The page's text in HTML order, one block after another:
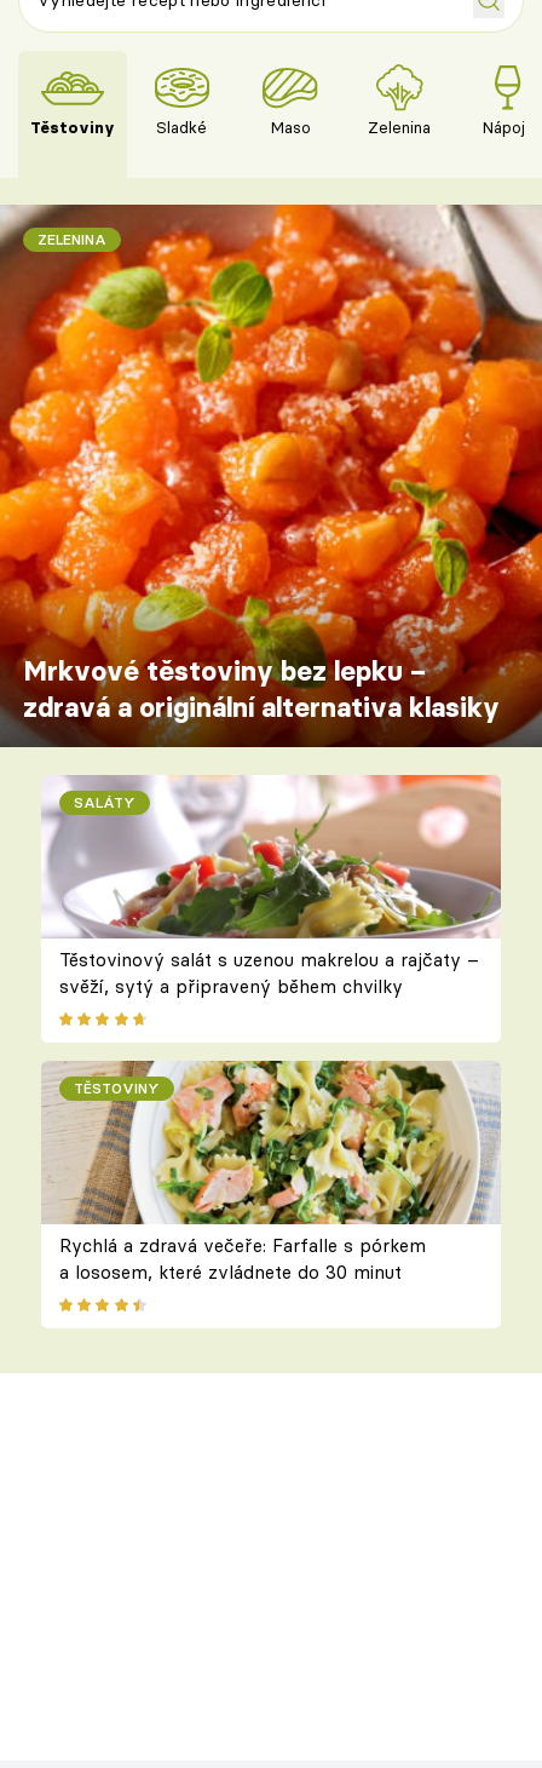
Těstoviny Sladké Maso Zelenina Nápoje
ZELENINA
Mrkvové těstoviny bez lepku –
zdravá a originální alternativa klasiky
SALÁTY
Těstovinový salát s uzenou makrelou a rajčaty –
svěží, sytý a připravený během chvilky
TĚSTOVINY
Rychlá a zdravá večeře: Farfalle s pórkem
a lososem, které zvládnete do 30 minut